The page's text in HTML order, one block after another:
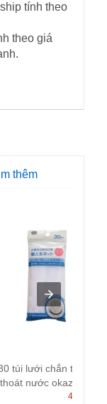
tính theo
theo giá
thêm
túi lưới chắn tóc cho
nước okazak...
40,000.00